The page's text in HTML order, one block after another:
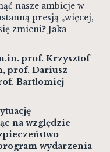
nasze ambicje w
presją „więcej,
zmieni? Jaka
prof. Krzysztof
, prof. Dariusz
Bartłomiej
na względzie
wydarzenia